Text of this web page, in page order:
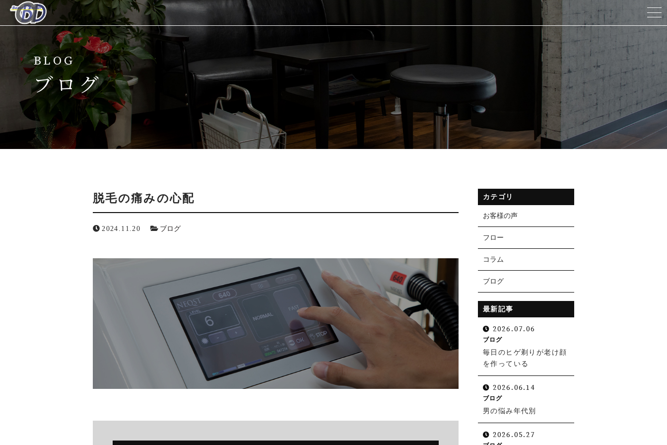
当サロンについて
メニュー
キャンペーン
CONTACT
脱毛で、清潔感のある男に。
メールでの受付
お問い合わせフォーム 0538-39-3009
受付時間 10:30～19:00（日曜定休）
BLOG
ブログ
脱毛の痛みの心配
2024.11.20 ブログ
カテゴリ
お客様の声
フロー
コラム
ブログ
最新記事
2026.07.06
ブログ
毎日のヒゲ剃りが老け顔
を作っている
2026.06.14
ブログ
男の悩み年代別
2026.05.27